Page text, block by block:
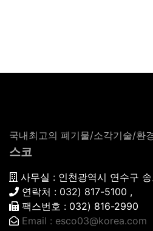
국내최고의 폐기물/소각기술/환
스코
사무실 : 인천광역시 연수구
연락처 : 032) 817-5100 ,
팩스번호 : 032) 816-2990
Email : esco03@korea.com